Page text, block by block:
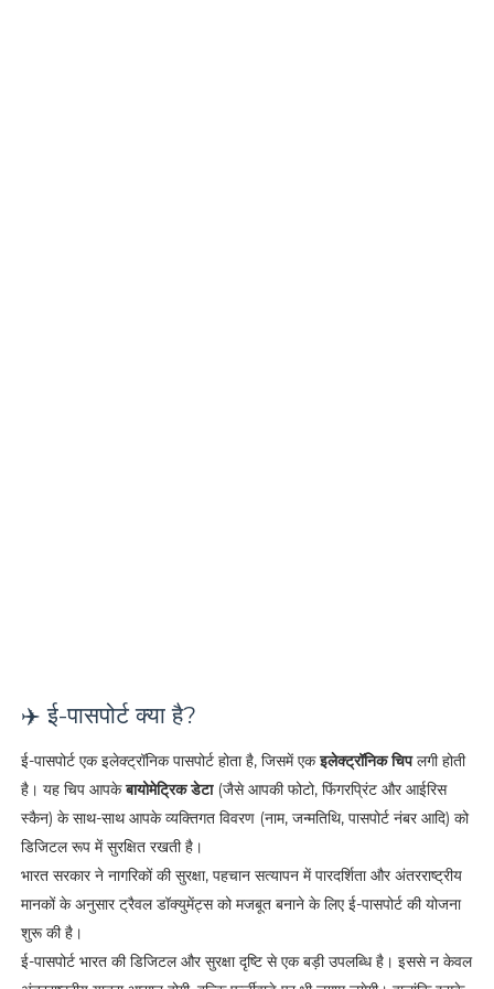
✈️ ई-पासपोर्ट क्या है?
ई-पासपोर्ट एक इलेक्ट्रॉनिक पासपोर्ट होता है, जिसमें एकइलेक्ट्रॉनिक चिपलगी होती
है। यह चिप आपकेबायोमेट्रिक डेटा(जैसे आपकी फोटो, फिंगरप्रिंट और आईरिस
स्कैन) के साथ-साथ आपके व्यक्तिगत विवरण (नाम, जन्मतिथि, पासपोर्ट नंबर आदि) को
डिजिटल रूप में सुरक्षित रखती है।
भारत सरकार ने नागरिकों की सुरक्षा, पहचान सत्यापन में पारदर्शिता और अंतरराष्ट्रीय
मानकों के अनुसार ट्रैवल डॉक्युमेंट्स को मजबूत बनाने के लिए ई-पासपोर्ट की योजना
शुरू की है।
ई-पासपोर्ट भारत की डिजिटल और सुरक्षा दृष्टि से एक बड़ी उपलब्धि है। इससे न केवल